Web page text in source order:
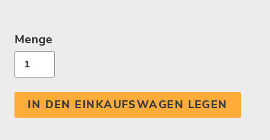
Menge
IN DEN EINKAUFSWAGEN LEGEN